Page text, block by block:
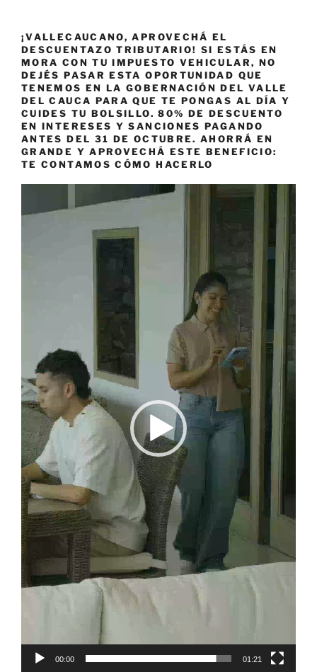
¡VALLECAUCANO, APROVECHÁ EL
DESCUENTAZO TRIBUTARIO! SI ESTÁS EN
MORA CON TU IMPUESTO VEHICULAR, NO
DEJÉS PASAR ESTA OPORTUNIDAD QUE
TENEMOS EN LA GOBERNACIÓN DEL VALLE
DEL CAUCA PARA QUE TE PONGAS AL DÍA Y
CUIDES TU BOLSILLO. 80% DE DESCUENTO
EN INTERESES Y SANCIONES PAGANDO
ANTES DEL 31 DE OCTUBRE. AHORRÁ EN
GRANDE Y APROVECHÁ ESTE BENEFICIO:
TE CONTAMOS CÓMO HACERLO
00:00 01:21